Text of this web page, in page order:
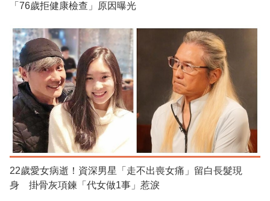
「76歲拒健康檢查」原因曝光
22歲愛女病逝！資深男星「走不出喪女痛」留白長髮現
身 掛骨灰項鍊「代女做1事」惹淚